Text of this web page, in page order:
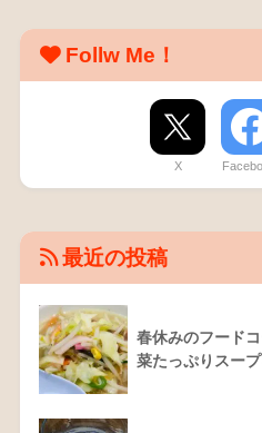
Follw Me！
X
最近の投稿
春休みのフード
菜たっぷりスー